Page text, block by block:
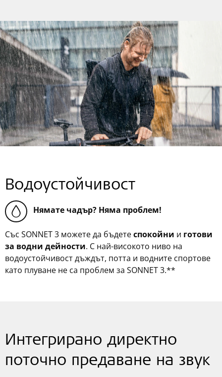
Водоустойчивост
Нямате чадър? Няма проблем!
Със SONNET 3 можете да бъдетеспокойни и готови
за водни дейности. С най-високото ниво на
водоустойчивост дъждът, потта и водните спортове
като плуване не са проблем за SONNET 3.**
Интегрирано директно
поточно предаване на звук